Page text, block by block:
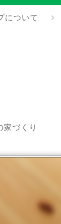
について
づくり